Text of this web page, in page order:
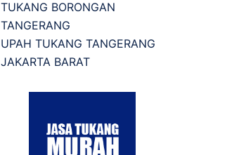
TUKANG BORONGAN
TANGERANG
UPAH TUKANG TANGERANG
JAKARTA BARAT